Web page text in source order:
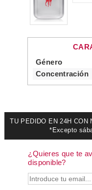
Género
Concentración
TU PEDIDO EN 24H CON
*Excepto
¿Quieres que te
disponible?